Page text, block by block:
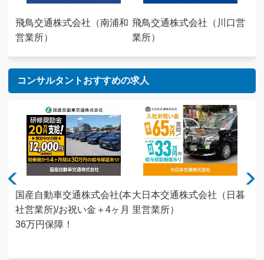
飛鳥交通株式会社（南浦和
営業所）
飛鳥交通株式会社（川口営
業所）
コンサルタントおすすめの求人
国産自動車交通株式会社(本
社営業所)/お祝い金＋4ヶ月
36万円保障！
大日本交通株式会社（日暮
里営業所）